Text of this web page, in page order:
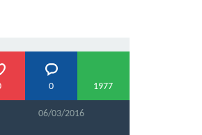
0 1977
06/03/2016